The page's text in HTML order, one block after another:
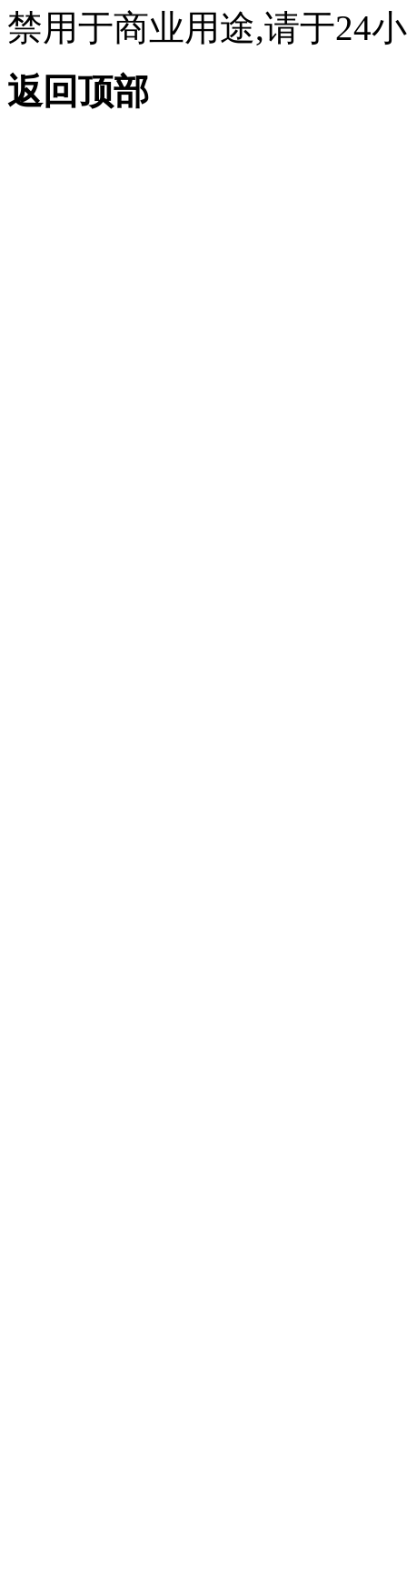
禁用于商业用途,请于24
返回顶部